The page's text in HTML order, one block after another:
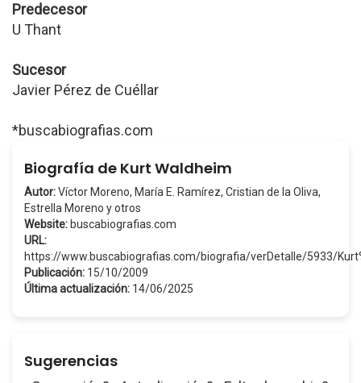
Predecesor
U Thant
Sucesor
Javier Pérez de Cuéllar
*buscabiografias.com
Biografía de Kurt Waldheim
Autor:Víctor Moreno, María E. Ramírez, Cristian de la Oliva,
Estrella Moreno y otros
Website: buscabiografias.com
URL:
https://www.buscabiografias.com/biografia/verDetalle/5933/
Publicación: 15/10/2009
Última actualización: 14/06/2025
Sugerencias